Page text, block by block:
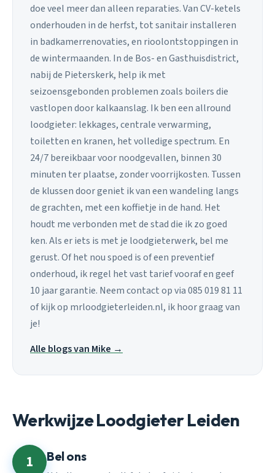
doe veel meer dan alleen reparaties. Van CV-ketels
onderhouden in de herfst, tot sanitair installeren
in badkamerrenovaties, en rioolontstoppingen in
de wintermaanden. In de Bos- en Gasthuisdistrict,
nabij de Pieterskerk, help ik met
seizoensgebonden problemen zoals boilers die
vastlopen door kalkaanslag. Ik ben een allround
loodgieter: lekkages, centrale verwarming,
toiletten en kranen, het volledige spectrum. En
24/7 bereikbaar voor noodgevallen, binnen 30
minuten ter plaatse, zonder voorrijkosten. Tussen
de klussen door geniet ik van een wandeling langs
de grachten, met een koffietje in de hand. Het
houdt me verbonden met de stad die ik zo goed
ken. Als er iets is met je loodgieterwerk, bel me
gerust. Of het nou spoed is of een preventief
onderhoud, ik regel het vast tarief vooraf en geef
10 jaar garantie. Neem contact op via 085 019 81 11
of kijk op mrloodgieterleiden.nl, ik hoor graag van
je!
Alle blogs van Mike →
Werkwijze Loodgieter Leiden
1 Bel ons